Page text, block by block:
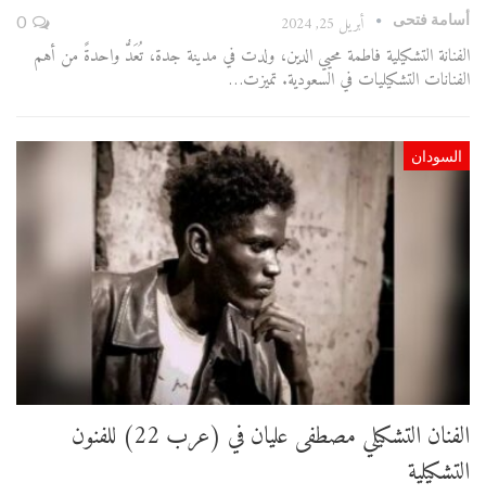
أسامة فتحى أبريل 25, 2024
الفنانة التشكيلية فاطمة محيي الدين، ولدت في مدينة جدة، تُعَدُّ واحدةً من أهم
الفنانات التشكيليات في السعودية. تميزت…
السودان
الفنان التشكيلي مصطفى عليان في (عرب 22) للفنون
التشكيلية